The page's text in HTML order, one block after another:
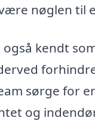
nøglen til
kendt
sørge for
og